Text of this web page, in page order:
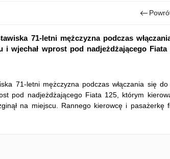
71-letni mężczyzna podczas
i wjechał wprost pod nadjeżdżającego Fiata
71-letni mężczyzna podczas włączania się
pod nadjeżdżającego Fiata 125, którym
na miejscu. Rannego kierowcę i pasażerkę